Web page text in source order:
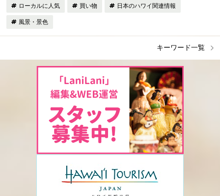
ローカルに人気 買い物 日本のハワイ関連情報
風景・景色
キーワード一覧